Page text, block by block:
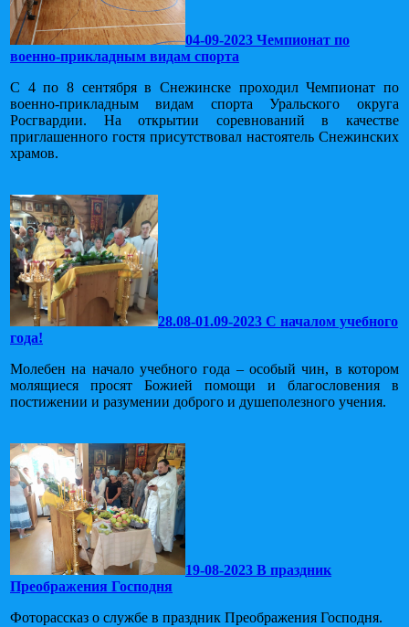
04-09-2023 Чемпионат по
военно-прикладным видам спорта
С 4 по 8 сентября в Снежинске проходил Чемпионат по
военно-прикладным видам спорта Уральского округа
Росгвардии. На открытии соревнований в качестве
приглашенного гостя присутствовал настоятель Снежинских
храмов.
28.08-01.09-2023 С началом учебного
года!
Молебен на начало учебного года – особый чин, в котором
молящиеся просят Божией помощи и благословения в
постижении и разумении доброго и душеполезного учения.
19-08-2023 В праздник
Преображения Господня
Фоторассказ о службе в праздник Преображения Господня.